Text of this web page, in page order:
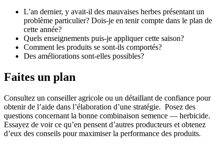
L’an dernier, y avait-il des mauvaises herbes présentant un
problème particulier? Dois-je en tenir compte dans le plan de
cette année?
Quels enseignements puis-je appliquer cette saison?
Comment les produits se sont-ils comportés?
Des améliorations sont-elles possibles?
Faites un plan
Consultez un conseiller agricole ou un détaillant de confiance pour
obtenir de l’aide dans l’élaboration d’une stratégie. Posez des
questions concernant la bonne combinaison semence — herbicide.
Essayez de voir ce qu’en pensent d’autres producteurs et obtenez
d’eux des conseils pour maximiser la performance des produits.